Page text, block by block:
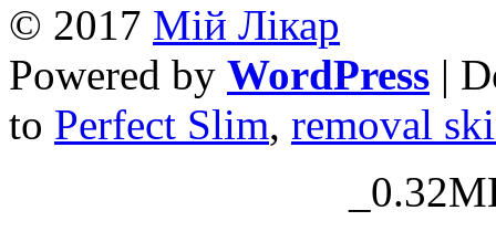
© 2017 Mій Лікар
Powered by WordPress |
to Perfect Slim, removal